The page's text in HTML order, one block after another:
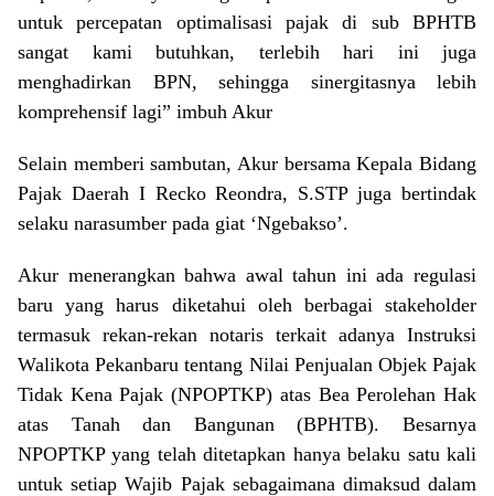
untuk percepatan optimalisasi pajak di sub BPHTB
sangat kami butuhkan, terlebih hari ini juga
menghadirkan BPN, sehingga sinergitasnya lebih
komprehensif lagi” imbuh Akur
Selain memberi sambutan, Akur bersama Kepala Bidang
Pajak Daerah I Recko Reondra, S.STP juga bertindak
selaku narasumber pada giat ‘Ngebakso’.
Akur menerangkan bahwa awal tahun ini ada regulasi
baru yang harus diketahui oleh berbagai stakeholder
termasuk rekan-rekan notaris terkait adanya Instruksi
Walikota Pekanbaru tentang Nilai Penjualan Objek Pajak
Tidak Kena Pajak (NPOPTKP) atas Bea Perolehan Hak
atas Tanah dan Bangunan (BPHTB). Besarnya
NPOPTKP yang telah ditetapkan hanya belaku satu kali
untuk setiap Wajib Pajak sebagaimana dimaksud dalam